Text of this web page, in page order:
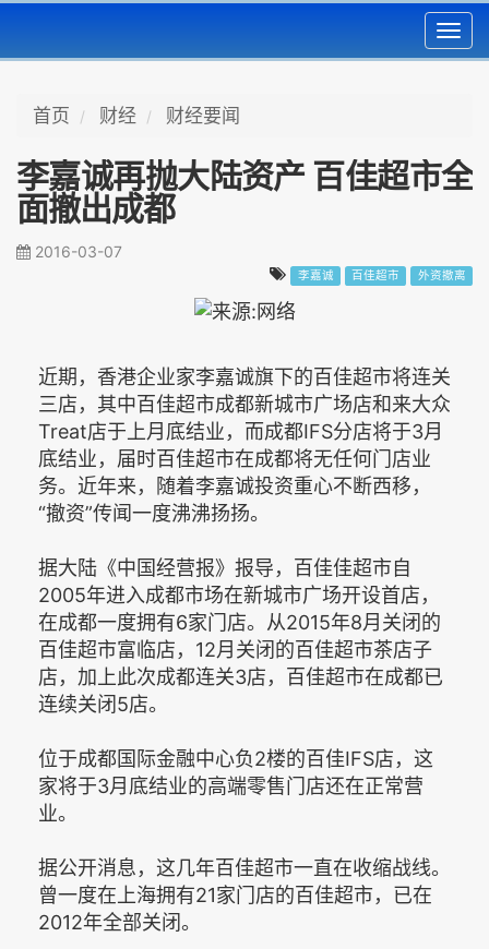
首页 财经 财经要闻
李嘉诚再抛大陆资产 百佳超市全
面撤出成都
2016-03-07
李嘉诚 百佳超市 外资撤离
近期，香港企业家李嘉诚旗下的百佳超市将连关
三店，其中百佳超市成都新城市广场店和来大众
Treat店于上月底结业，而成都IFS分店将于3月
底结业，届时百佳超市在成都将无任何门店业
务。近年来，随着李嘉诚投资重心不断西移，
“撤资”传闻一度沸沸扬扬。
据大陆《中国经营报》报导，百佳佳超市自
2005年进入成都市场在新城市广场开设首店，
在成都一度拥有6家门店。从2015年8月关闭的
百佳超市富临店，12月关闭的百佳超市茶店子
店，加上此次成都连关3店，百佳超市在成都已
连续关闭5店。
位于成都国际金融中心负2楼的百佳IFS店，这
家将于3月底结业的高端零售门店还在正常营
业。
据公开消息，这几年百佳超市一直在收缩战线。
曾一度在上海拥有21家门店的百佳超市，已在
2012年全部关闭。